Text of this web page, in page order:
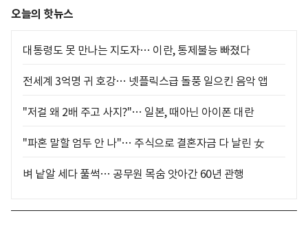
오늘의 핫뉴스
대통령도 못 만나는 지도자… 이란, 통제불능 빠졌다
전세계 3억명 귀 호강… 넷플릭스급 돌풍 일으킨 음악 앱
"저걸 왜 2배 주고 사지?"… 일본, 때아닌 아이폰 대란
"파혼 말할 엄두 안 나"… 주식으로 결혼자금 다 날린 女
벼 낱알 세다 풀썩… 공무원 목숨 앗아간 60년 관행